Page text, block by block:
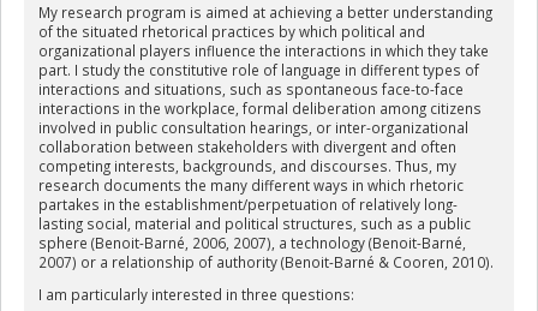
My research program is aimed at achieving a better understanding
of the situated rhetorical practices by which political and
organizational players influence the interactions in which they take
part. I study the constitutive role of language in different types of
interactions and situations, such as spontaneous face-to-face
interactions in the workplace, formal deliberation among citizens
involved in public consultation hearings, or inter-organizational
collaboration between stakeholders with divergent and often
competing interests, backgrounds, and discourses. Thus, my
research documents the many different ways in which rhetoric
partakes in the establishment/perpetuation of relatively long-
lasting social, material and political structures, such as a public
sphere (Benoit-Barné, 2006, 2007), a technology (Benoit-Barné,
2007) or a relationship of authority (Benoit-Barné & Cooren, 2010).
I am particularly interested in three questions: